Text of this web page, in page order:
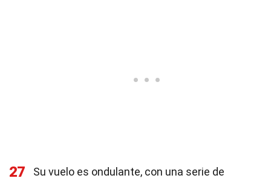
27
Su vuelo es ondulante, con una serie de